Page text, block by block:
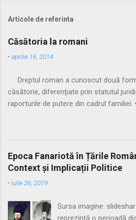
Articole de referinta
Căsătoria la romani
-aprilie 16, 2014
Dreptul roman a cunoscut două
căsătorie, diferențiate prin statutul
raporturile de putere din cadrul familiei:
și practicată a fost căsătoria cu
trecea sub autoritatea soțului,
acestuia. Spre sfârșitul Republicii, tot
început să evite această subordonare,
nelegitime. Pentru a limita fenomenul,
căsătoria fără manus, care permitea
autonomia patrimonială. ⚖️ Formele
Epoca Fanariotă în Țările
Context și Implicații Politice
-iulie 26, 2019
Sursa imagine:
reprezintă o perioadă